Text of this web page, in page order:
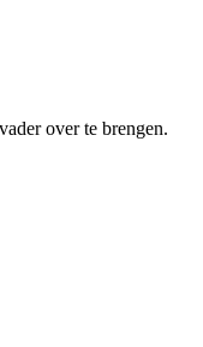
over te brengen.